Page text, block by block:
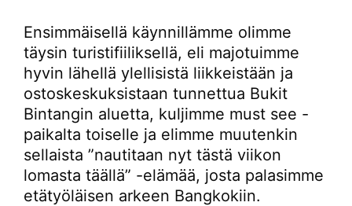
Ensimmäisellä käynnillämme olimme
täysin turistifiiliksellä, eli majotuimme
hyvin lähellä ylellisistä liikkeistään ja
ostoskeskuksistaan tunnettua Bukit
Bintangin aluetta, kuljimme must see -
paikalta toiselle ja elimme muutenkin
sellaista ”nautitaan nyt tästä viikon
lomasta täällä” -elämää, josta palasimme
etätyöläisen arkeen Bangkokiin.